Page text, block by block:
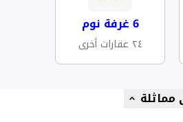
6 غرفة نوم
٢٤ عقارات أخرى